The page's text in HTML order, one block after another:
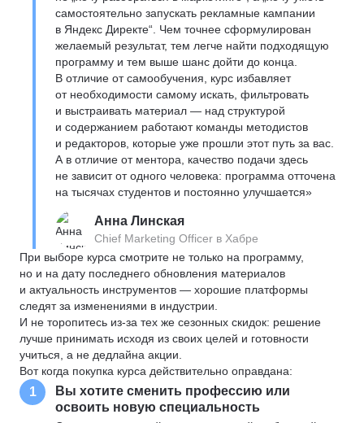
самостоятельно запускать рекламные кампании
в Яндекс Директе“. Чем точнее сформулирован
желаемый результат, тем легче найти подходящую
программу и тем выше шанс дойти до конца.
В отличие от самообучения, курс избавляет
от необходимости самому искать, фильтровать
и выстраивать материал — над структурой
и содержанием работают команды методистов
и редакторов, которые уже прошли этот путь за вас.
А в отличие от ментора, качество подачи здесь
не зависит от одного человека: программа отточена
на тысячах студентов и постоянно улучшается»
Анна Линская
Chief Marketing Officer в Хабре
При выборе курса смотрите не только на программу,
но и на дату последнего обновления материалов
и актуальность инструментов — хорошие платформы
следят за изменениями в индустрии.
И не торопитесь из-за тех же сезонных скидок: решение
лучше принимать исходя из своих целей и готовности
учиться, а не дедлайна акции.
Вот когда покупка курса действительно оправдана:
1
Вы хотите сменить профессию или
освоить новую специальность